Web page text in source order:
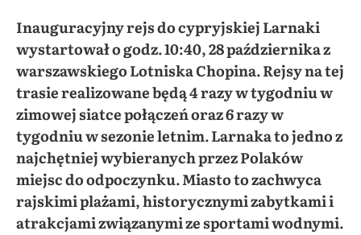
Inauguracyjny rejs do cypryjskiej Larnaki
wystartował o godz. 10:40, 28 października z
warszawskiego Lotniska Chopina. Rejsy na tej
trasie realizowane będą 4 razy w tygodniu w
zimowej siatce połączeń oraz 6 razy w
tygodniu w sezonie letnim. Larnaka to jedno z
najchętniej wybieranych przez Polaków
miejsc do odpoczynku. Miasto to zachwyca
rajskimi plażami, historycznymi zabytkami i
atrakcjami związanymi ze sportami wodnymi.